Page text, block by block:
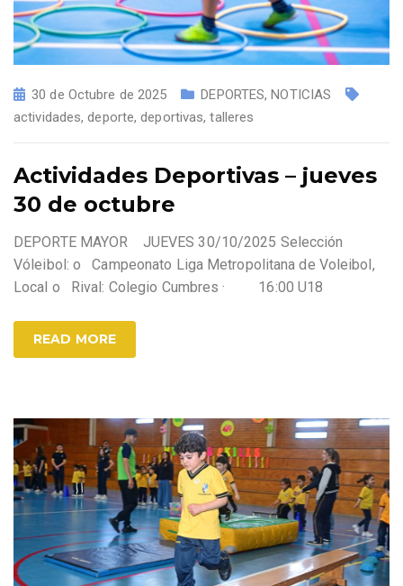
30 de Octubre de 2025 DEPORTES,NOTICIAS
actividades,deporte,deportivas,talleres
Actividades Deportivas – jueves
30 de octubre
DEPORTE MAYOR JUEVES 30/10/2025 Selección
Vóleibol: o Campeonato Liga Metropolitana de Voleibol,
Local o Rival: Colegio Cumbres · 16:00 U18
READ MORE